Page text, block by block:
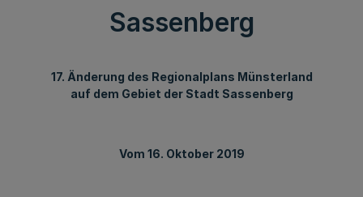
Sassenberg
17. Änderung des Regionalplans Münsterland
auf dem Gebiet der Stadt Sassenberg
Vom 16. Oktober 2019